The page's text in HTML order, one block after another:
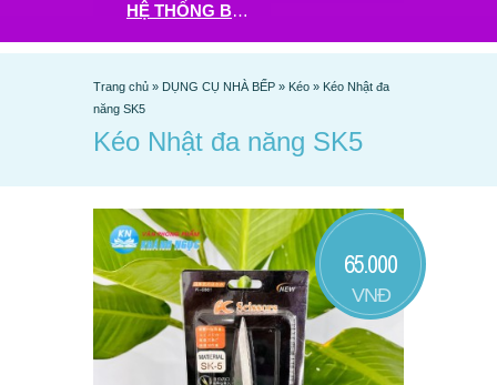
HỆ THỐNG BHX - TGDĐ ĐẶT HÀNG TẠI ĐÂY
Trang chủ » DỤNG CỤ NHÀ BẾP » Kéo » Kéo Nhật đa
năng SK5
Kéo Nhật đa năng SK5
65.000
VNĐ